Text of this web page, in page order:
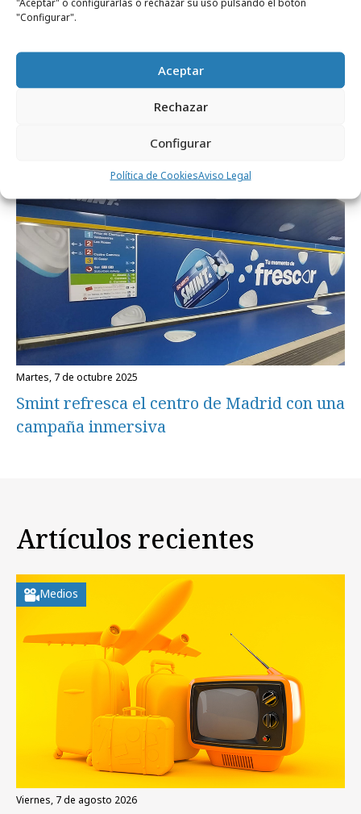
"Configurar".
Aceptar
Rechazar
Configurar
Política de CookiesAviso Legal
Ecodiseño en envases domésticos: una
alternativa para diferenciarse frente a la
martes, 7 de octubre 2025
Smint refresca el centro de Madrid con una
campaña inmersiva
Artículos recientes
Medios
viernes, 7 de agosto 2026